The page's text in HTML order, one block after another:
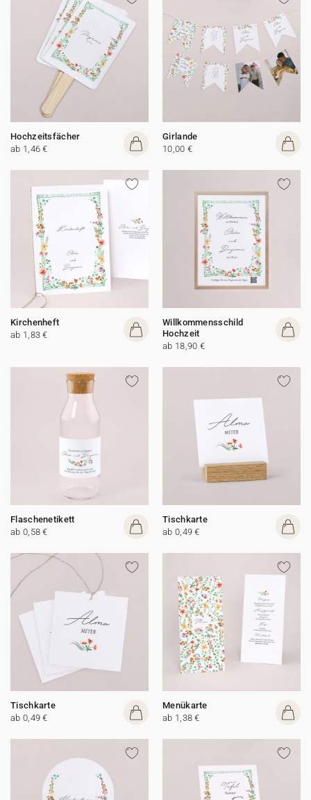
Hochzeitsfächer
ab 1,46 €
Girlande
10,00 €
Kirchenheft
ab 1,83 €
Willkommensschild
Hochzeit
ab 18,90 €
Flaschenetikett
ab 0,58 €
Tischkarte
ab 0,49 €
Tischkarte
ab 0,49 €
Menükarte
ab 1,38 €